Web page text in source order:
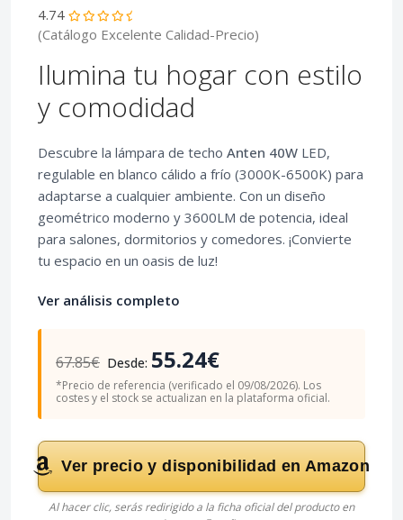
4.74
(Catálogo Excelente Calidad-Precio)
Ilumina tu hogar con estilo
y comodidad
Descubre la lámpara de techo Anten 40W LED,
regulable en blanco cálido a frío (3000K-6500K) para
adaptarse a cualquier ambiente. Con un diseño
geométrico moderno y 3600LM de potencia, ideal
para salones, dormitorios y comedores. ¡Convierte
tu espacio en un oasis de luz!
Ver análisis completo
67.85€ Desde: 55.24€
*Precio de referencia (verificado el 09/08/2026). Los
costes y el stock se actualizan en la plataforma oficial.
Ver precio y disponibilidad en Amazon
Al hacer clic, serás redirigido a la ficha oficial del producto en